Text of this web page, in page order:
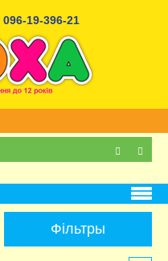
096-19-396-21
Фільтры